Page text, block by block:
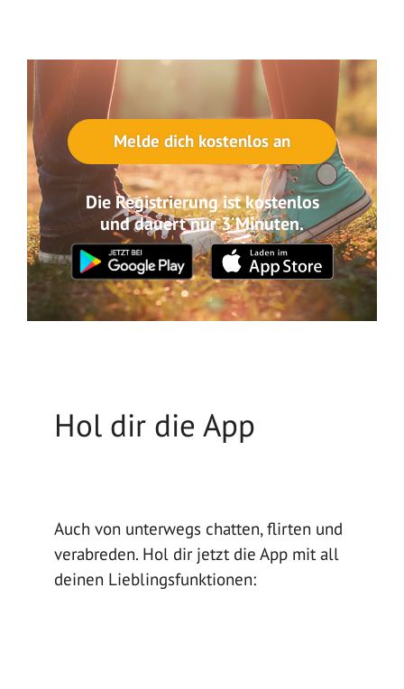
Melde dich kostenlos an
Die Registrierung ist kostenlos
und dauert nur 3 Minuten.
Hol dir die App
Auch von unterwegs chatten, flirten und
verabreden. Hol dir jetzt die App mit all
deinen Lieblingsfunktionen: